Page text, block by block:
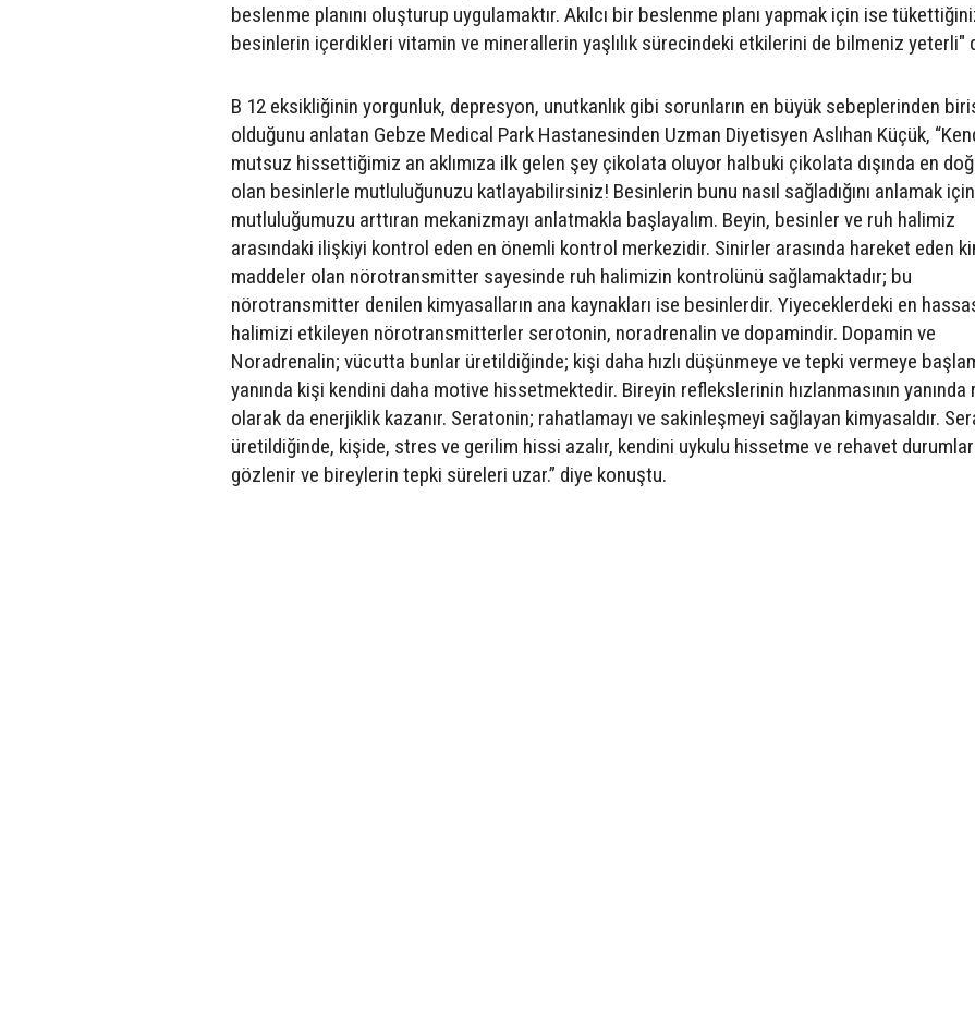
beslenme planını oluşturup uygulamaktır. Akılcı bir beslenme planı yapmak için ise
besinlerin içerdikleri vitamin ve minerallerin yaşlılık sürecindeki etkilerini de bilmeniz yeterli"
B 12 eksikliğinin yorgunluk, depresyon, unutkanlık gibi sorunların en büyük sebeplerinden
olduğunu anlatan Gebze Medical Park Hastanesinden Uzman Diyetisyen Aslıhan Küçük,
mutsuz hissettiğimiz an aklımıza ilk gelen şey çikolata oluyor halbuki çikolata dışında en
olan besinlerle mutluluğunuzu katlayabilirsiniz! Besinlerin bunu nasıl sağladığını anlamak için
mutluluğumuzu arttıran mekanizmayı anlatmakla başlayalım. Beyin, besinler ve ruh halimiz
arasındaki ilişkiyi kontrol eden en önemli kontrol merkezidir. Sinirler arasında hareket eden
maddeler olan nörotransmitter sayesinde ruh halimizin kontrolünü sağlamaktadır; bu
nörotransmitter denilen kimyasalların ana kaynakları ise besinlerdir. Yiyeceklerdeki en
halimizi etkileyen nörotransmitterler serotonin, noradrenalin ve dopamindir. Dopamin ve
Noradrenalin; vücutta bunlar üretildiğinde; kişi daha hızlı düşünmeye ve tepki vermeye
yanında kişi kendini daha motive hissetmektedir. Bireyin reflekslerinin hızlanmasının yanında
olarak da enerjiklik kazanır. Seratonin; rahatlamayı ve sakinleşmeyi sağlayan kimyasaldır.
üretildiğinde, kişide, stres ve gerilim hissi azalır, kendini uykulu hissetme ve rehavet
gözlenir ve bireylerin tepki süreleri uzar.” diye konuştu.